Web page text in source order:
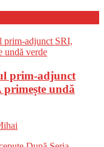
prim-adjunct
primește undă